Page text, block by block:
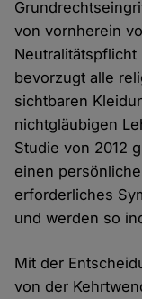
von vornherein
Neutralitätspflicht
bevorzugt alle
sichtbaren
nichtgläubigen
Studie von 2012
einen
erforderliches
und werden so
Mit der
von der